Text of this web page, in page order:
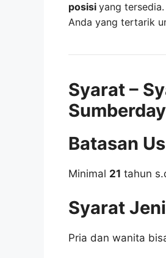
posisi yang
Anda yang tertarik
Syarat –
Batasan
Minimal 21 tahun
Syarat
Pria dan wanita